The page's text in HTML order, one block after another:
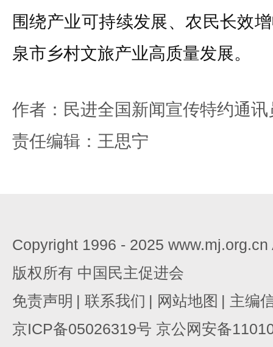
围绕产业可持续发展、农民长效
泉市乡村文旅产业高质量发展。
作者：民进全国新闻宣传特约通讯
责任编辑：王思宁
Copyright 1996 - 2025
版权所有 中国民主促进会
免责声明 | 联系我们 | 网站地图 | 主编
京ICP备05026319号 京公网安备